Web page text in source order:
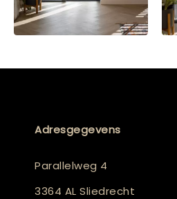
Adresgegevens
Parallelweg 4
3364 AL Sliedrecht